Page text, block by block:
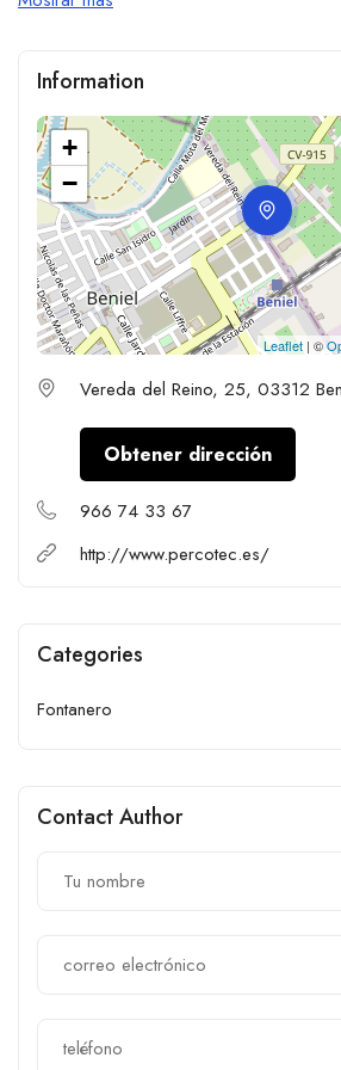
Information
+
−
Leaflet | ©
Vereda del Reino, 25, 03312
Obtener dirección
966 74 33 67
http://www.percotec.es/
Categories
Fontanero
Contact Author